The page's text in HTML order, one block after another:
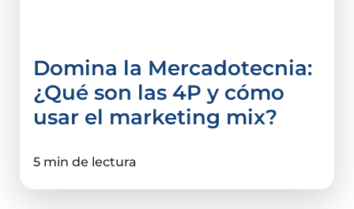
Domina la Mercadotecnia:
¿Qué son las 4P y cómo
usar el marketing mix?
5 min de lectura